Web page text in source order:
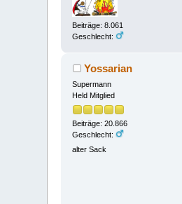
Beiträge: 8.061
Geschlecht:
Yossarian
Supermann
Held Mitglied
Beiträge: 20.866
Geschlecht:
alter Sack